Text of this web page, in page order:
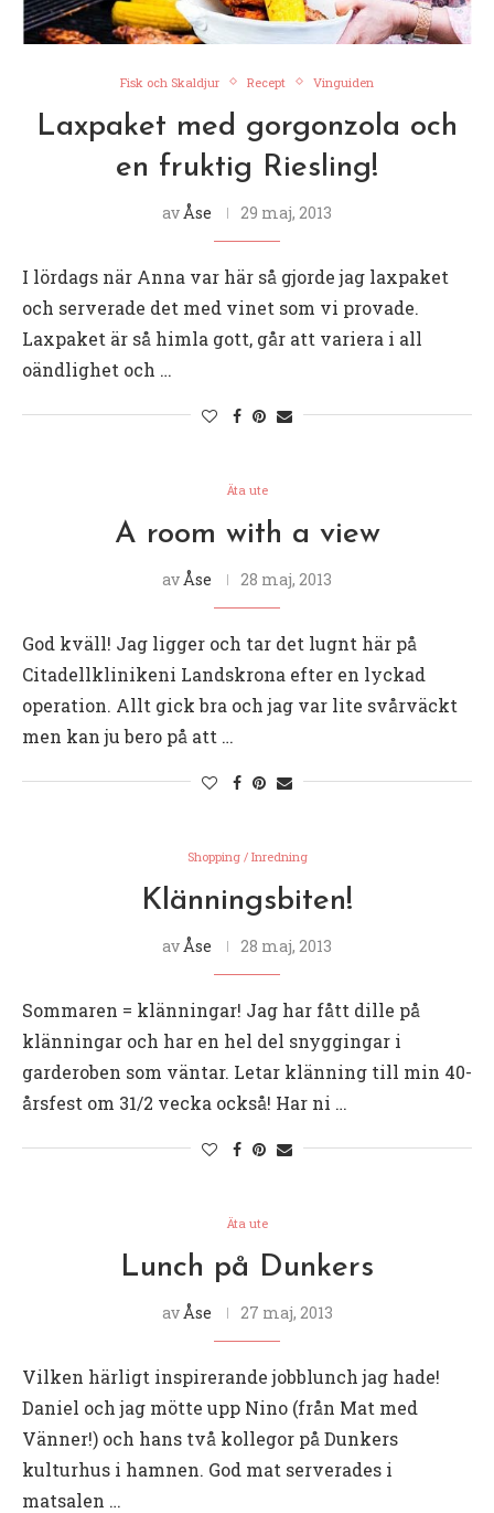
Fisk och Skaldjur Recept Vinguiden
Laxpaket med gorgonzola och
en fruktig Riesling!
av Åse 29 maj, 2013
I lördags när Anna var här så gjorde jag laxpaket
och serverade det med vinet som vi provade.
Laxpaket är så himla gott, går att variera i all
oändlighet och …
Äta ute
A room with a view
av Åse 28 maj, 2013
God kväll! Jag ligger och tar det lugnt här på
Citadellklinikeni Landskrona efter en lyckad
operation. Allt gick bra och jag var lite svårväckt
men kan ju bero på att …
Shopping / Inredning
Klänningsbiten!
av Åse 28 maj, 2013
Sommaren = klänningar! Jag har fått dille på
klänningar och har en hel del snyggingar i
garderoben som väntar. Letar klänning till min 40-
årsfest om 31/2 vecka också! Har ni …
Äta ute
Lunch på Dunkers
av Åse 27 maj, 2013
Vilken härligt inspirerande jobblunch jag hade!
Daniel och jag mötte upp Nino (från Mat med
Vänner!) och hans två kollegor på Dunkers
kulturhus i hamnen. God mat serverades i
matsalen …